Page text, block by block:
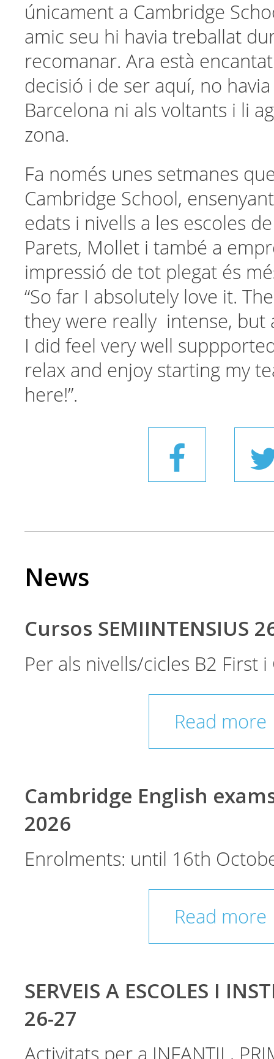
únicament a Cambridge
amic seu hi havia treballat
recomanar. Ara està encantat
decisió i de ser aquí, no
Barcelona ni als voltants i li
zona.
Fa només unes setmanes
Cambridge School,
edats i nivells a les escoles
Parets, Mollet i també a
impressió de tot plegat és
“So far I absolutely love it.
they were really intense, but
I did feel very well
relax and enjoy starting my
here!”.
News
Cursos SEMIINTENSIUS
Per als nivells/cicles B2 First
Read more
Cambridge English
2026
Enrolments: until 16th
Read more
SERVEIS A ESCOLES I
26-27
Activitats per a INFANTIL,